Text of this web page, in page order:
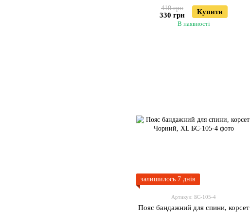
410 грн
330 грн Купити
В наявності
залишилось 7 днів
Артикул: БС-105-4
Пояс бандажний для спини, корсет